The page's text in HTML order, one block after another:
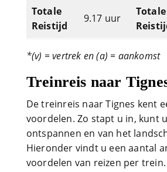
Totale
Reistijd
9.17 uur
Totale
*(v) = vertrek en (a) = aankomst
Treinreis naar
De treinreis naar Tignes kent
voordelen. Zo stapt u in, kunt
ontspannen en van het
Hieronder vindt u een aantal
voordelen van reizen per trein.